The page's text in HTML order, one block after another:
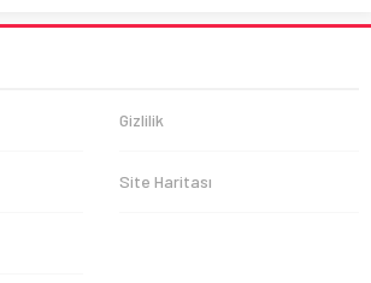
Gizlilik
Site Haritası